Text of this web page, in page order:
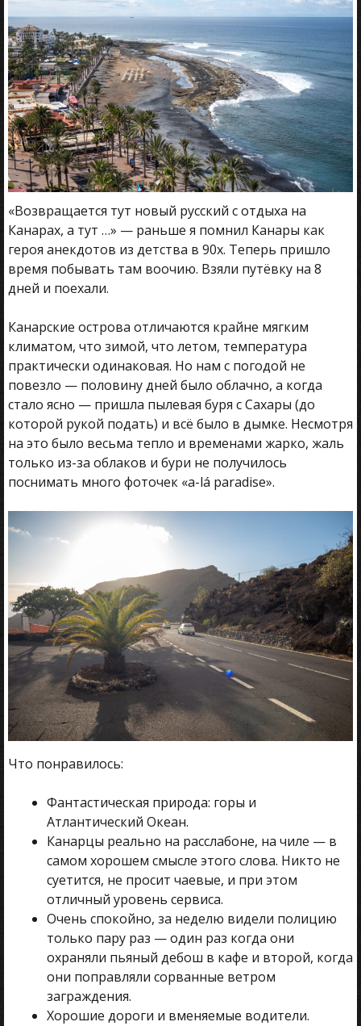
«Возвращается тут новый русский с отдыха на
Канарах, а тут …» — раньше я помнил Канары как
героя анекдотов из детства в 90х. Теперь пришло
время побывать там воочию. Взяли путёвку на 8
дней и поехали.
Канарские острова отличаются крайне мягким
климатом, что зимой, что летом, температура
практически одинаковая. Но нам с погодой не
повезло — половину дней было облачно, а когда
стало ясно — пришла пылевая буря с Сахары (до
которой рукой подать) и всё было в дымке. Несмотря
на это было весьма тепло и временами жарко, жаль
только из-за облаков и бури не получилось
поснимать много фоточек «a-lá paradise».
Что понравилось:
Фантастическая природа: горы и
Атлантический Океан.
Канарцы реально на расслабоне, на чиле — в
самом хорошем смысле этого слова. Никто не
суетится, не просит чаевые, и при этом
отличный уровень сервиса.
Очень спокойно, за неделю видели полицию
только пару раз — один раз когда они
охраняли пьяный дебош в кафе и второй, когда
они поправляли сорванные ветром
заграждения.
Хорошие дороги и вменяемые водители.